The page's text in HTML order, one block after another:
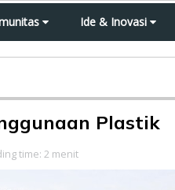
Ide & Inovasi
Plastik
time: 2 menit